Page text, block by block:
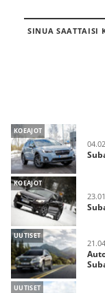
SINUA SAATTAISI
KOEAJOT
KOEAJOT
UUTISET
UUTISET